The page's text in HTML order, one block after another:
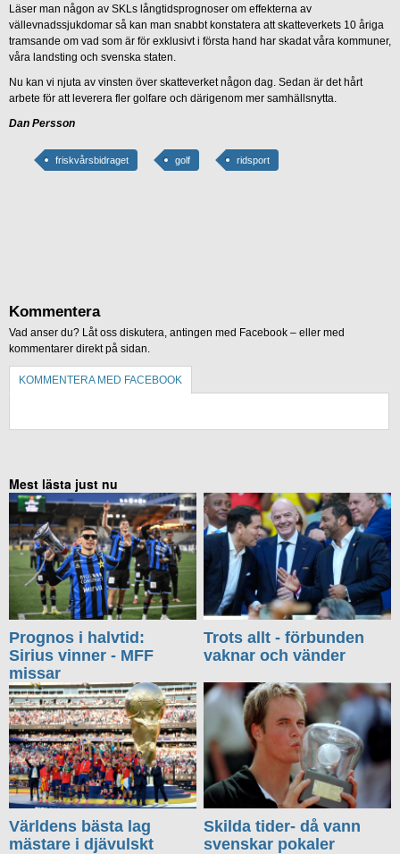
Läser man någon av SKLs långtidsprognoser om effekterna av
vällevnadssjukdomar så kan man snabbt konstatera att skatteverkets 10 åriga
tramsande om vad som är för exklusivt i första hand har skadat våra kommuner,
våra landsting och svenska staten.
Nu kan vi njuta av vinsten över skatteverket någon dag. Sedan är det hårt
arbete för att leverera fler golfare och därigenom mer samhällsnytta.
Dan Persson
friskvårsbidraget golf ridsport
Kommentera
Vad anser du? Låt oss diskutera, antingen med Facebook – eller med
kommentarer direkt på sidan.
KOMMENTERA MED FACEBOOK
Mest lästa just nu
Prognos i halvtid:
Sirius vinner - MFF
missar
Trots allt - förbunden
vaknar och vänder
Världens bästa lag
mästare i djävulskt
Skilda tider- då vann
svenskar pokaler